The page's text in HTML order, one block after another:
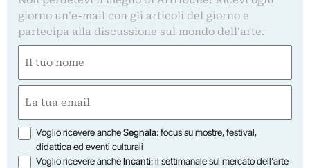
giorno un'e-mail con gli articoli del giorno e
partecipa alla discussione sul mondo dell'arte.
(Obbligatorio)
(Obbligatorio)
Opzioni
Voglio ricevere ancheSegnala: focus su mostre, festival,
didattica ed eventi culturali
Voglio ricevere ancheIncanti: il settimanale sul mercato dell'arte